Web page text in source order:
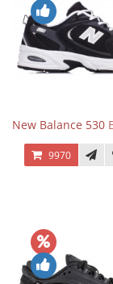
New Balance 530
9970